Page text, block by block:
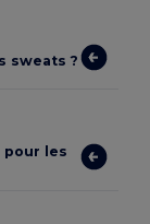
sweats ?
les